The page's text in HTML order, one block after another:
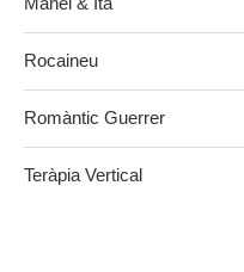
Rocaineu
Romàntic Guerrer
Teràpia Vertical